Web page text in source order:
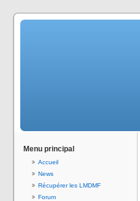
Menu principal
Accueil
News
Récupérer les LMDMF
Forum